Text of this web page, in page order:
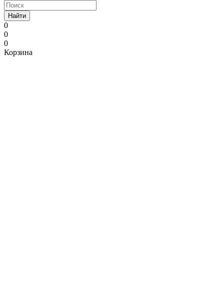
Найти
0
0
0
Корзина